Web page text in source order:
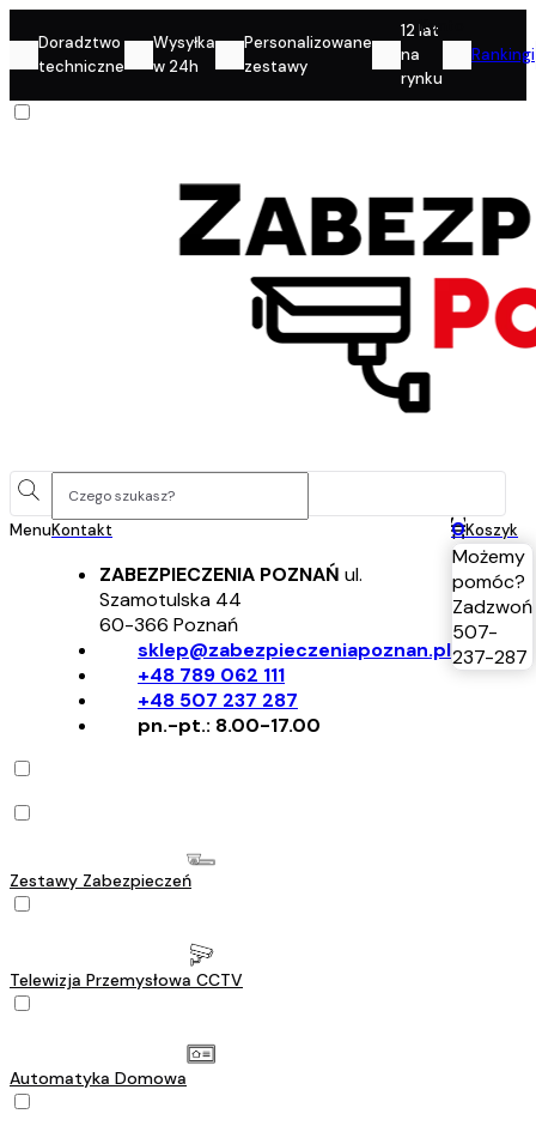
Doradztwo
techniczne
Wysyłka
w 24h
Personalizowane
zestawy
12 lat
na
rynku
Rankingi
MenuKontakt
ZABEZPIECZENIA POZNAŃ ul.
Szamotulska 44
60-366 Poznań
sklep@zabezpieczeniapoznan.pl
+48 789 062 111
+48 507 237 287
pn.-pt.: 8.00-17.00
Konto
0Koszyk
Możemy
pomóc?
Zadzwoń
507-
237-287
Zestawy Zabezpieczeń
Telewizja Przemysłowa CCTV
Automatyka Domowa